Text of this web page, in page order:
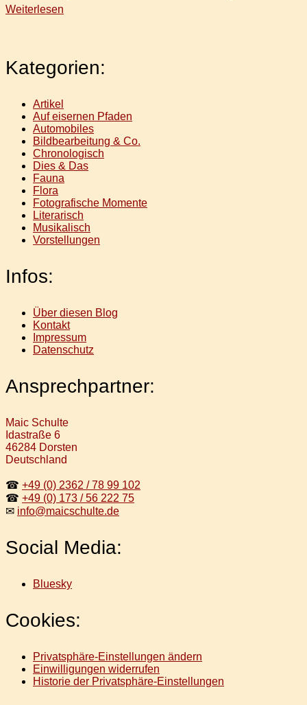
Weiterlesen
Kategorien:
Artikel
Auf eisernen Pfaden
Automobiles
Bildbearbeitung & Co.
Chronologisch
Dies & Das
Fauna
Flora
Fotografische Momente
Literarisch
Musikalisch
Vorstellungen
Infos:
Über diesen Blog
Kontakt
Impressum
Datenschutz
Ansprechpartner:
Maic Schulte
Idastraße 6
46284 Dorsten
Deutschland
☎ +49 (0) 2362 / 78 99 102
☎ +49 (0) 173 / 56 222 75
✉ info@maicschulte.de
Social Media:
Bluesky
Cookies:
Privatsphäre-Einstellungen ändern
Einwilligungen widerrufen
Historie der Privatsphäre-Einstellungen